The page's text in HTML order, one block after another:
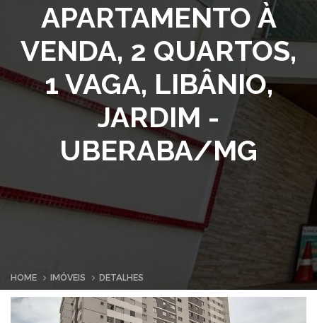
APARTAMENTO À
VENDA, 2 QUARTOS,
1 VAGA, LIBÂNIO,
JARDIM -
UBERABA/MG
HOME IMÓVEIS DETALHES